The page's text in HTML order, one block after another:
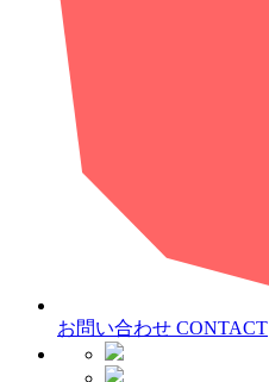
お問い合わせ CONTACT